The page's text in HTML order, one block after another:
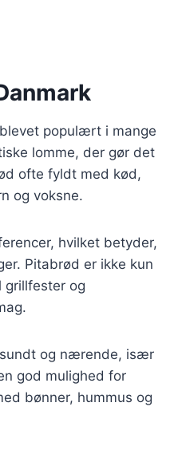
populært i mange
lomme, der gør det
ofte fyldt med kød,
og voksne.
hvilket betyder,
Pitabrød er ikke kun
grillfester og
og nærende, især
god mulighed for
bønner, hummus og